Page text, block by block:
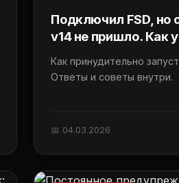
Подключил FSD, но
v14 не пришло. Как
Как принудительно
Ответы и советы внутри.
📅 04.03.2026